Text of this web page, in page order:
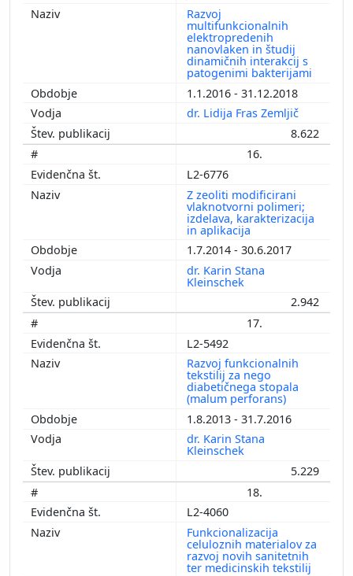
Razvoj
multifunkcionalnih
elektropredenih
nanovlaken in študij
dinamičnih interakcij s
patogenimi bakterijami
1.1.2016 - 31.12.2018
dr. Lidija Fras Zemljič
8.622
16.
L2-6776
Z zeoliti modificirani
vlaknotvorni polimeri;
izdelava, karakterizacija
in aplikacija
1.7.2014 - 30.6.2017
dr. Karin Stana
Kleinschek
2.942
17.
L2-5492
Razvoj funkcionalnih
tekstilij za nego
diabetičnega stopala
(malum perforans)
1.8.2013 - 31.7.2016
dr. Karin Stana
Kleinschek
5.229
18.
L2-4060
Funkcionalizacija
celuloznih materialov za
razvoj novih sanitetnih
ter medicinskih tekstilij